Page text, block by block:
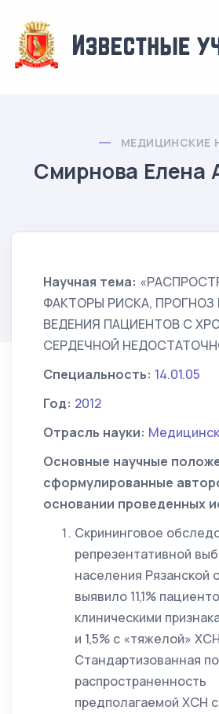
МЕДИЦИНСКИЕ
Смирнова Елена
Научная тема:
ФАКТОРЫ РИСКА, ПРОГНОЗ
ВЕДЕНИЯ ПАЦИЕНТОВ С
СЕРДЕЧНОЙ
Специальность: 14.01.05
Год: 2012
Отрасль науки:
Основные научные
сформулированные
основании проведенных
Скрининговое
репрезентативной
населения Рязанской
выявило 11,1%
клиническими
и 1,5% с «тяжелой»
Стандартизованная
распространенность
предполагаемой ХСН